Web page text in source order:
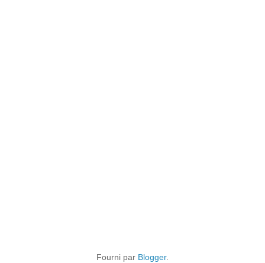
Fourni par Blogger.